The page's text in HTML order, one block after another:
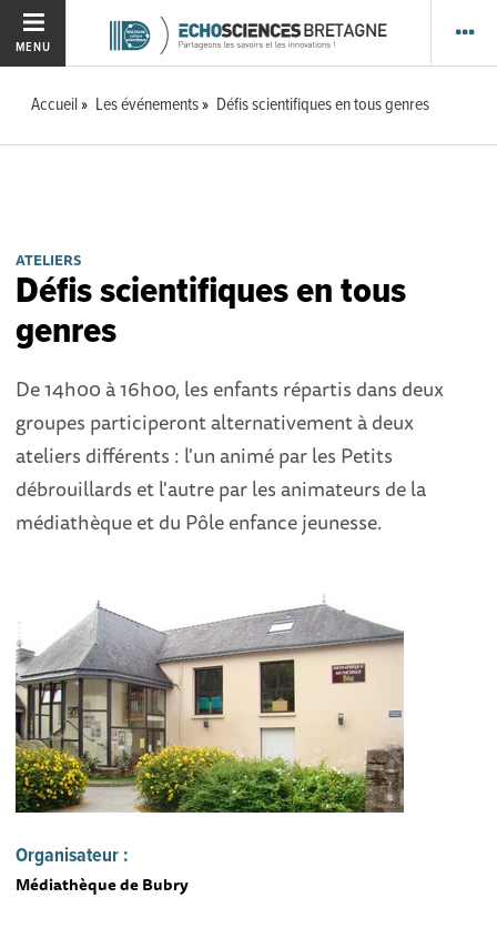
MENU
Accueil Les événements Défis scientifiques en tous genres
ATELIERS
Défis scientifiques en tous
genres
De 14h00 à 16h00, les enfants répartis dans deux
groupes participeront alternativement à deux
ateliers différents : l'un animé par les Petits
débrouillards et l'autre par les animateurs de la
médiathèque et du Pôle enfance jeunesse.
Organisateur :
Médiathèque de Bubry